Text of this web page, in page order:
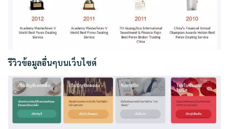
รีวิวข้อมูลอื่นๆบนเว็บไซต์